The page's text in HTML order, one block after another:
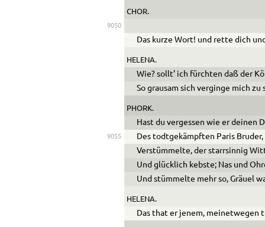
CHOR.
9050
Das kurze Wort! und rette dich
HELENA.
Wie? sollt’ ich fürchten daß der
So grausam sich verginge mich zu
PHORK.
Hast du vergessen wie er deinen
9055
Des todtgekämpften Paris
Verstümmelte, der starrsinnig
Und glücklich kebste; Nas und
Und stümmelte mehr so, Gräuel
HELENA.
Das that er jenem, meinetwegen